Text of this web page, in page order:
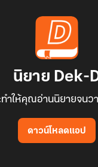
นิยาย Dek-
ำให้คุณอ่านนิยายจนว
ดาวน์โหลดแอป